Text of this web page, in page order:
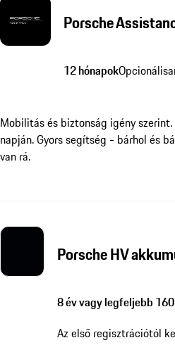
Porsche
12 hónapok
Mobilitás és biztonság igény
napján. Gyors segítség - bárhol és
van rá.
Porsche HV
8 év vagy legfeljebb
Az első regisztrációtól